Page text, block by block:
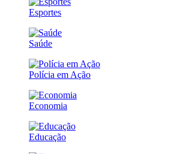
Esportes
Saúde
Polícia em Ação
Economia
Educação